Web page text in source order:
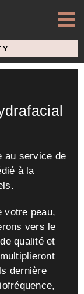
au service de
à la
votre peau,
vers le
qualité et
dernière